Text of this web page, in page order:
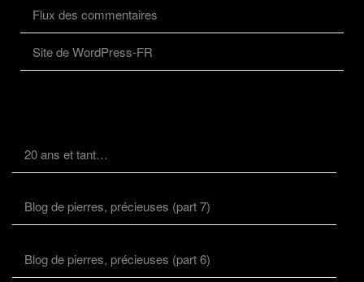
Flux des commentaires
Site de WordPress-FR
20 ans et tant…
Blog de pierres, précieuses (part 7)
Blog de pierres, précieuses (part 6)